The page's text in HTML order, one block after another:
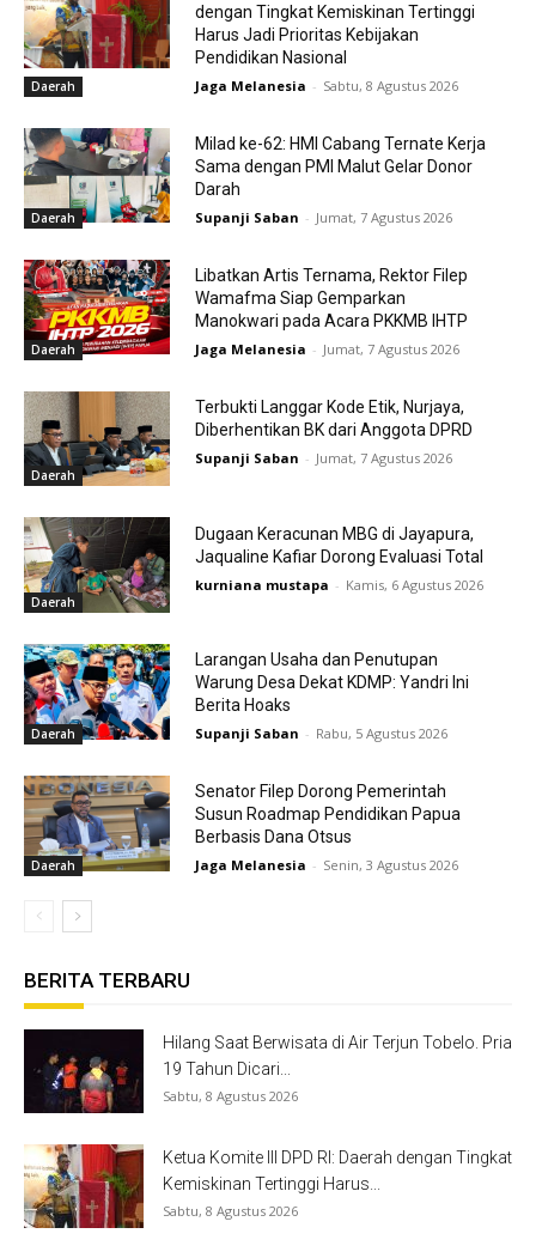
Daerah
dengan Tingkat Kemiskinan Tertinggi
Harus Jadi Prioritas Kebijakan
Pendidikan Nasional
Jaga Melanesia - Sabtu, 8 Agustus 2026
Daerah
Milad ke-62: HMI Cabang Ternate Kerja
Sama dengan PMI Malut Gelar Donor
Darah
Supanji Saban - Jumat, 7 Agustus 2026
Daerah
Libatkan Artis Ternama, Rektor Filep
Wamafma Siap Gemparkan
Manokwari pada Acara PKKMB IHTP
Jaga Melanesia - Jumat, 7 Agustus 2026
Daerah
Terbukti Langgar Kode Etik, Nurjaya,
Diberhentikan BK dari Anggota DPRD
Supanji Saban - Jumat, 7 Agustus 2026
Daerah
Dugaan Keracunan MBG di Jayapura,
Jaqualine Kafiar Dorong Evaluasi Total
kurniana mustapa - Kamis, 6 Agustus 2026
Daerah
Larangan Usaha dan Penutupan
Warung Desa Dekat KDMP: Yandri Ini
Berita Hoaks
Supanji Saban - Rabu, 5 Agustus 2026
Daerah
Senator Filep Dorong Pemerintah
Susun Roadmap Pendidikan Papua
Berbasis Dana Otsus
Jaga Melanesia - Senin, 3 Agustus 2026
BERITA TERBARU
Hilang Saat Berwisata di Air Terjun Tobelo. Pria
19 Tahun Dicari...
Sabtu, 8 Agustus 2026
Ketua Komite III DPD RI: Daerah dengan Tingkat
Kemiskinan Tertinggi Harus...
Sabtu, 8 Agustus 2026